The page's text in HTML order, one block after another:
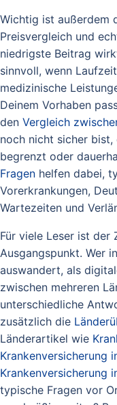
Wichtig ist außerdem
Preisvergleich und
niedrigste Beitrag
sinnvoll, wenn
medizinische
Deinem Vorhaben
den Vergleich
noch nicht sicher
begrenzt oder
Fragen helfen dabei,
Vorerkrankungen,
Wartezeiten und
Für viele Leser ist der
Ausgangspunkt. Wer
auswandert, als
zwischen mehreren
unterschiedliche
zusätzlich die
Länderartikel wie
Krankenversicherung
Krankenversicherung
typische Fragen vor